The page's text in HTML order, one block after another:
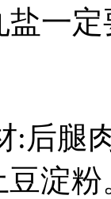
盐一
:后
豆淀粉